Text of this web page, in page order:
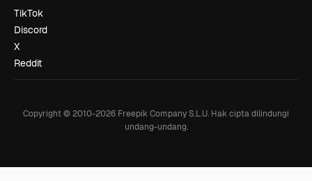
TikTok
Discord
X
Reddit
Copyright © 2010-2026 Freepik Company S.L.U. Hak cipta dilindungi
undang-undang.